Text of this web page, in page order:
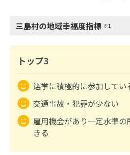
三島村の地域幸福度指標 ※1
トップ3
選挙に積極的に参加してい
交通事故・犯罪が少ない
雇用機会があり一定水準
きる